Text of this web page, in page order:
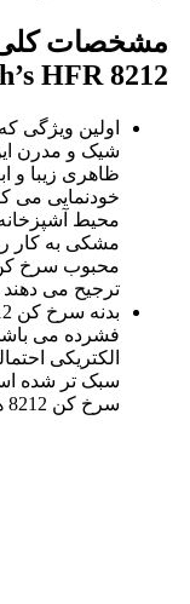
مشخصات
HFR 8212
اولین ویژگی
ظاهری زیبا و
خودنمایی می
محیط
محبوب سرخ
ترجیح می
فشرده می
الکتریکی
سبک تر شده
سرخ کن 8212 هنریچ معادل 5 کیلوگرم است.